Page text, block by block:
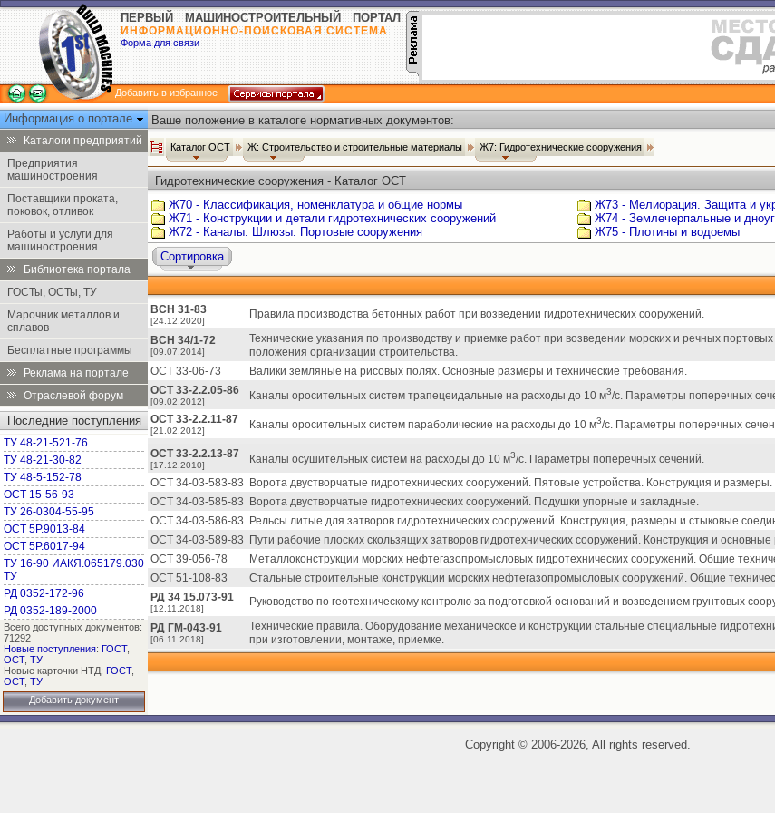
ПЕРВЫЙ МАШИНОСТРОИТЕЛЬНЫЙ ПОРТАЛ
ИНФОРМАЦИОННО-ПОИСКОВАЯ СИСТЕМА
Форма для связи
Добавить в избранное
Информация о портале
Каталоги предприятий
Предприятия
машиностроения
Поставщики проката,
поковок, отливок
Работы и услуги для
машиностроения
Библиотека портала
ГОСТы, ОСТы, ТУ
Марочник металлов и
сплавов
Бесплатные программы
Реклама на портале
Отраслевой форум
Последние поступления
ТУ 48-21-521-76
ТУ 48-21-30-82
ТУ 48-5-152-78
ОСТ 15-56-93
ТУ 26-0304-55-95
ОСТ 5Р.9013-84
ОСТ 5Р.6017-94
ТУ 16-90 ИАКЯ.065179.030
ТУ
РД 0352-172-96
РД 0352-189-2000
Всего доступных документов:
71292
Новые поступления: ГОСТ,
ОСТ, ТУ
Новые карточки НТД: ГОСТ,
ОСТ, ТУ
Добавить документ
Ваше положение в каталоге нормативных документов:
Каталог ОСТ Ж: Строительство и строительные материалы Ж7: Гидротехнические сооружения
Гидротехнические сооружения - Каталог ОСТ
Ж70 - Классификация, номенклатура и общие нормы
Ж71 - Конструкции и детали гидротехнических сооружений
Ж72 - Каналы. Шлюзы. Портовые сооружения
Ж73 - Мелиорация. Защита и
Ж74 - Землечерпальные и
Ж75 - Плотины и водоемы
Сортировка
ВСН 31-83
[24.12.2020]
Правила производства бетонных работ при возведении гидротехнических сооружений.
ВСН 34/1-72
[09.07.2014]
Технические указания по производству и приемке работ при возведении морских и речных
положения организации строительства.
ОСТ 33-06-73
Валики земляные на рисовых полях. Основные размеры и технические требования.
ОСТ 33-2.2.05-86
[09.02.2012] Каналы оросительных систем трапецеидальные на расходы до 10 м3/с. Параметры поперечных
ОСТ 33-2.2.11-87
[21.02.2012] Каналы оросительных систем параболические на расходы до 10 м3/с. Параметры поперечных
ОСТ 33-2.2.13-87
[17.12.2010] Каналы осушительных систем на расходы до 10 м3/с. Параметры поперечных сечений.
ОСТ 34-03-583-83
Ворота двустворчатые гидротехнических сооружений. Пятовые устройства. Конструкция и размеры.
ОСТ 34-03-585-83
Ворота двустворчатые гидротехнических сооружений. Подушки упорные и закладные.
ОСТ 34-03-586-83
Рельсы литые для затворов гидротехнических сооружений. Конструкция, размеры и стыковые
ОСТ 34-03-589-83
Пути рабочие плоских скользящих затворов гидротехнических сооружений. Конструкция и
ОСТ 39-056-78
Металлоконструкции морских нефтегазопромысловых гидротехнических сооружений. Общие
ОСТ 51-108-83
Стальные строительные конструкции морских нефтегазопромысловых сооружений. Общие
РД 34 15.073-91
[12.11.2018]
Руководство по геотехническому контролю за подготовкой оснований и возведением грунтовых
РД ГМ-043-91
[06.11.2018]
Технические правила. Оборудование механическое и конструкции стальные специальные
при изготовлении, монтаже, приемке.
Copyright ©2006-2026, All rights reserved.